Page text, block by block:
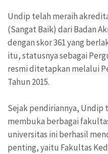
Undip telah meraih
(Sangat Baik) dari Badan
dengan skor 361 yang
itu, statusnya sebagai
resmi ditetapkan melalui
Tahun 2015.
Sejak pendiriannya, Undip
membuka berbagai
universitas ini berhasil
penting, yaitu Fakultas